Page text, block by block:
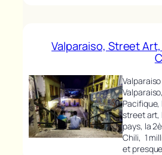
Valparaiso, Street
street art,
pays, la
Chili, 1
et